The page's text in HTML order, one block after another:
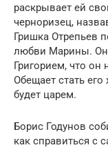
раскрывает ей
черноризец,
Гришка Отрепьев
любви Марины.
Григорием, что он
Обещает стать
будет царем.
Борис Годунов
как справиться с